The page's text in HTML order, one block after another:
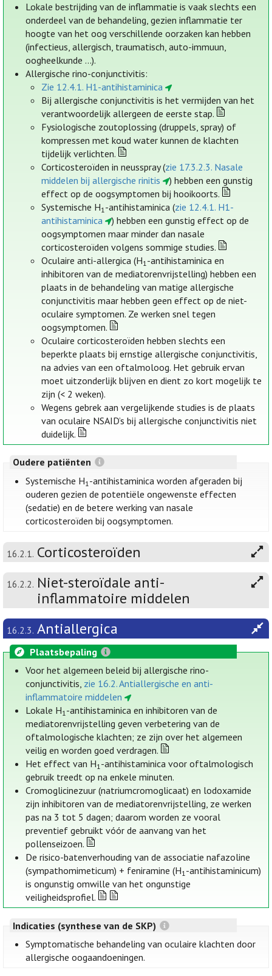
Lokale bestrijding van de inflammatie is vaak slechts een
onderdeel van de behandeling, gezien inflammatie ter
hoogte van het oog verschillende oorzaken kan hebben
(infectieus, allergisch, traumatisch, auto-immuun,
oogheelkunde ...).
Allergische rino-conjunctivitis:
Zie 12.4.1. H1-antihistaminica
Bij allergische conjunctivitis is het vermijden van het
verantwoordelijk allergeen de eerste stap.
Fysiologische zoutoplossing (druppels, spray) of
kompressen met koud water kunnen de klachten
tijdelijk verlichten.
Corticosteroïden in neusspray (zie 17.3.2.3. Nasale
middelen bij allergische rinitis
) hebben een gunstig
effect op de oogsymptomen bij hooikoorts.
Systemische H1-antihistaminica (zie 12.4.1. H1-
antihistaminica
) hebben een gunstig effect op de
oogsymptomen maar minder dan nasale
corticosteroïden volgens sommige studies.
Oculaire anti-allergica (H1-antihistaminica en
inhibitoren van de mediatorenvrijstelling) hebben een
plaats in de behandeling van matige allergische
conjunctivitis maar hebben geen effect op de niet-
oculaire symptomen. Ze werken snel tegen
oogsymptomen.
Oculaire corticosteroïden hebben slechts een
beperkte plaats bij ernstige allergische conjunctivitis,
na advies van een oftalmoloog. Het gebruik ervan
moet uitzonderlijk blijven en dient zo kort mogelijk te
zijn (< 2 weken).
Wegens gebrek aan vergelijkende studies is de plaats
van oculaire NSAID’s bij allergische conjunctivitis niet
duidelijk.
Oudere patiënten
Systemische H1-antihistaminica worden afgeraden bij
ouderen gezien de potentiële ongewenste effecten
(sedatie) en de betere werking van nasale
corticosteroïden bij oogsymptomen.
16.2.1. Corticosteroïden
16.2.2. Niet-steroïdale anti-
inflammatoire middelen
16.2.3. Antiallergica
Plaatsbepaling
Voor het algemeen beleid bij allergische rino-
conjunctivitis, zie 16.2. Antiallergische en anti-
inflammatoire middelen
Lokale H1-antihistaminica en inhibitoren van de
mediatorenvrijstelling geven verbetering van de
oftalmologische klachten; ze zijn over het algemeen
veilig en worden goed verdragen.
Het effect van H1-antihistaminica voor oftalmologisch
gebruik treedt op na enkele minuten.
Cromoglicinezuur (natriumcromoglicaat) en lodoxamide
zijn inhibitoren van de mediatorenvrijstelling, ze werken
pas na 3 tot 5 dagen; daarom worden ze vooral
preventief gebruikt vóór de aanvang van het
pollenseizoen.
De risico-batenverhouding van de associatie nafazoline
(sympathomimeticum) + feniramine (H1-antihistaminicum)
is ongunstig omwille van het ongunstige
veiligheidsprofiel.
Indicaties (synthese van de SKP)
Symptomatische behandeling van oculaire klachten door
allergische oogaandoeningen.